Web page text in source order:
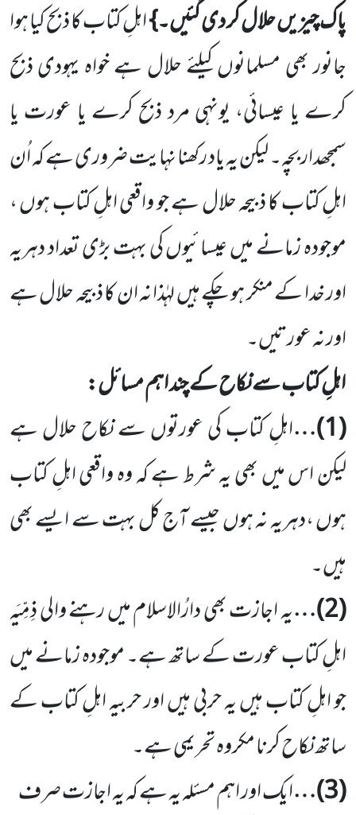
پاک چیزیں حلال کر دی گئیں۔}اہلِ کتاب کا ذبح کیا ہوا
جانور بھیمسلمانوں کیلئے حلال ہے خواہ یہودی ذبح
کرے یا عیسائی، یونہی مرد ذبح کرے یا عورت یا
سمجھدار بچہ۔ لیکن یہ یاد رکھنا نہایتضروری ہے کہ اُن
اہلِ کتاب کا ذبیحہ حلال ہے جو واقعی اہلِ کتاب ہوں ،
موجودہ زمانے میں عیسائیوں کی بہت بڑی تعداد دہریہ
اور خدا کے منکر ہو چکے ہیں لہٰذا نہ ان کا ذبیحہ حلال ہے
اور نہ عورتیں۔
اہلِ کتاب سے نکاح کے چند اہم مسائل:
(
1
)…اہلِ کتاب کی عورتوں سے نکاح حلال ہے
لیکن اس میں بھی یہ شرط ہے کہ وہ واقعی اہلِ کتاب
ہوں ،دہریہ نہ ہوں جیسے آج کل بہت سے ایسے بھی
ہیں۔
(
2
)…یہ اجازت بھی دارُالاسلام میں رہنے والی ذِمِّیَہ
اہلِ کتاب عورت کے ساتھ ہے۔ موجودہ زمانے میں
جو اہلِ کتاب ہیں یہ حربی ہیں اور حربیہ اہلِ کتاب کے
ساتھ نکاح کرنا مکروہ تحریمی ہے۔
(
3
)…ایک اور اہم مسئلہ یہ ہے کہ یہ اجازت صرف